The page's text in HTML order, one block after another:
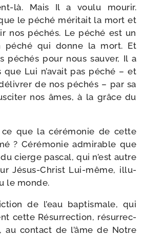
​là. Mais Il a vou­lu mou­rir.
le péché méri­tait la mort et
nos péchés. Le péché est un
péché qui donne la mort. Et
péchés pour nous sau­ver, Il a
Lui n’avait pas péché – et
de nos péchés – par sa
nos âmes, à la grâce du
ce que la céré­mo­nie de cette
? Cérémonie admi­rable que
cierge pas­cal, qui n’est autre
Jésus-​Christ Lui-​même, illu­
le monde.
de l’eau bap­tis­male, qui
cette Résurrection, résur­rec­
au contact de l’âme de Notre